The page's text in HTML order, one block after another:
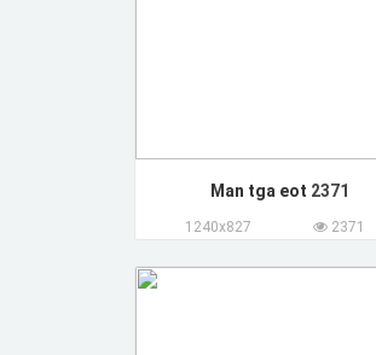
Man tga eot 2371
1240x827 2371